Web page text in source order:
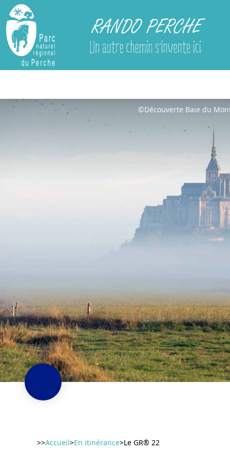
Rando Perche
>>Accueil>En itinérance>Le GR® 22